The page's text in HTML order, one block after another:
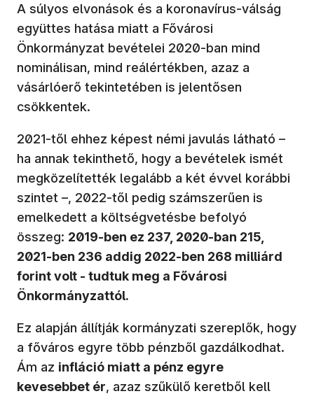
A súlyos elvonások és a koronavírus-válság
együttes hatása miatt a Fővárosi
Önkormányzat bevételei 2020-ban mind
nominálisan, mind reálértékben, azaz a
vásárlóerő tekintetében is jelentősen
csökkentek.
2021-től ehhez képest némi javulás látható –
ha annak tekinthető, hogy a bevételek ismét
megközelítették legalább a két évvel korábbi
szintet –, 2022-től pedig számszerűen is
emelkedett a költségvetésbe befolyó
összeg: 2019-ben ez 237, 2020-ban 215,
2021-ben 236 addig 2022-ben 268 milliárd
forint volt - tudtuk meg a Fővárosi
Önkormányzattól.
Ez alapján állítják kormányzati szereplők, hogy
a főváros egyre több pénzből gazdálkodhat.
Ám az infláció miatt a pénz egyre
kevesebbet ér, azaz szűkülő keretből kell